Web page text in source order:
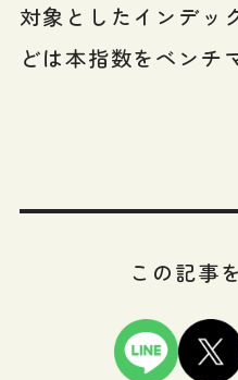
対象としたインデッ
どは本指数をベンチ
この記事